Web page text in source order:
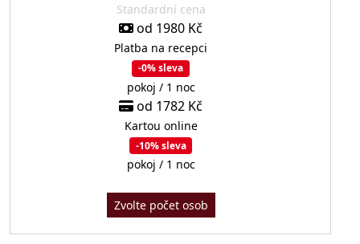
Standardní cena
od 1980 Kč
Platba na recepci
-0% sleva
pokoj / 1 noc
od 1782 Kč
Kartou online
-10% sleva
pokoj / 1 noc
Zvolte počet osob